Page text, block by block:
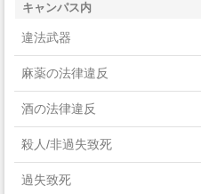
Services
キャンパス内
違法武器
麻薬の法律違反
酒の法律違反
殺人/非過失致死
過失致死